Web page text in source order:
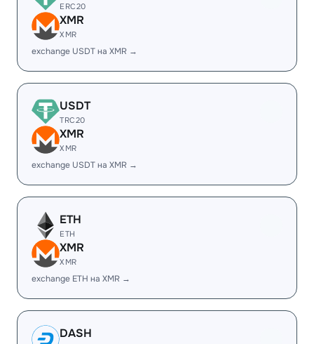
ERC20
XMR
XMR
exchange USDT на XMR →
USDT
TRC20
XMR
XMR
exchange USDT на XMR →
ETH
ETH
XMR
XMR
exchange ETH на XMR →
DASH